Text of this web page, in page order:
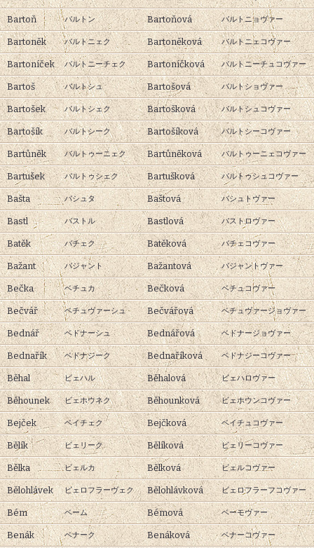
Bartoň バルトン Bartoňová バルトニョヴァー
Bartoněk バルトニェク Bartoněková バルトニェコヴァー
Bartoníček バルトニーチェク Bartoníčková バルトニーチュコヴァー
Bartoš バルトシュ Bartošová バルトショヴァー
Bartošek バルトシェク Bartošková バルトシュコヴァー
Bartošík バルトシーク Bartošíková バルトシーコヴァー
Bartůněk バルトゥーニェク Bartůněková バルトゥーニェコヴァー
Bartušek バルトゥシェク Bartušková バルトゥシュコヴァー
Bašta バシュタ Baštová バシュトヴァー
Bastl バストル Bastlová バストロヴァー
Batěk バチェク Batěková バチェコヴァー
Bažant バジャント Bažantová バジャントヴァー
Bečka ベチュカ Bečková ベチュコヴァー
Bečvář ベチュヴァーシュ Bečvářová ベチュヴァージョヴァー
Bednář ベドナーシュ Bednářová ベドナージョヴァー
Bednařík ベドナジーク Bednaříková ベドナジーコヴァー
Běhal ビェハル Běhalová ビェハロヴァー
Běhounek ビェホウネク Běhounková ビェホウンコヴァー
Bejček ベイチェク Bejčková ベイチュコヴァー
Bělík ビェリーク Bělíková ビェリーコヴァー
Bělka ビェルカ Bělková ビェルコヴァー
Bělohlávek ビェロフラーヴェク Bělohlávková ビェロフラーフコヴァー
Bém ベーム Bémová ベーモヴァー
Benák ベナーク Benáková ベナーコヴァー